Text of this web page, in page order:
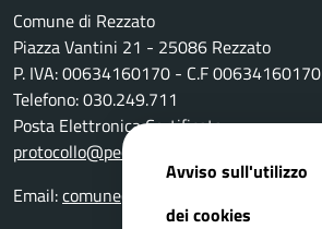
Comune di Rezzato
Piazza Vantini 21 - 25086 Rezzato
P. IVA: 00634160170 - C.F 00634160170
Telefono: 030.249.711
Posta Elettronica Certificata:
protocollo@pec.comune.rezzato.bs.it
Email:comune@comune.rezzato.bs.it
Avviso sull'utilizzo
dei cookies